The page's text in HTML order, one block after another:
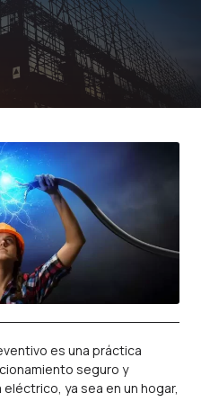
es una práctica
seguro y
ya sea en un hogar,